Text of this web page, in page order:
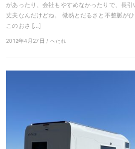
があったり、会社もやすめなかったりで、長
丈夫なんだけどね。 微熱とだるさと不整脈が
このおさ […]
2012年4月27日 / へたれ